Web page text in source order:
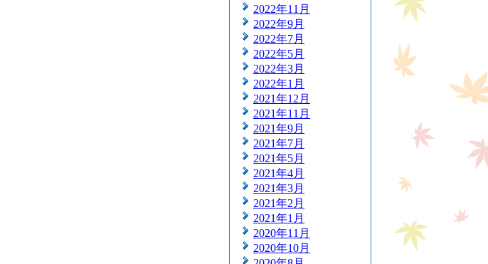
2022年11月
2022年9月
2022年7月
2022年5月
2022年3月
2022年1月
2021年12月
2021年11月
2021年9月
2021年7月
2021年5月
2021年4月
2021年3月
2021年2月
2021年1月
2020年11月
2020年10月